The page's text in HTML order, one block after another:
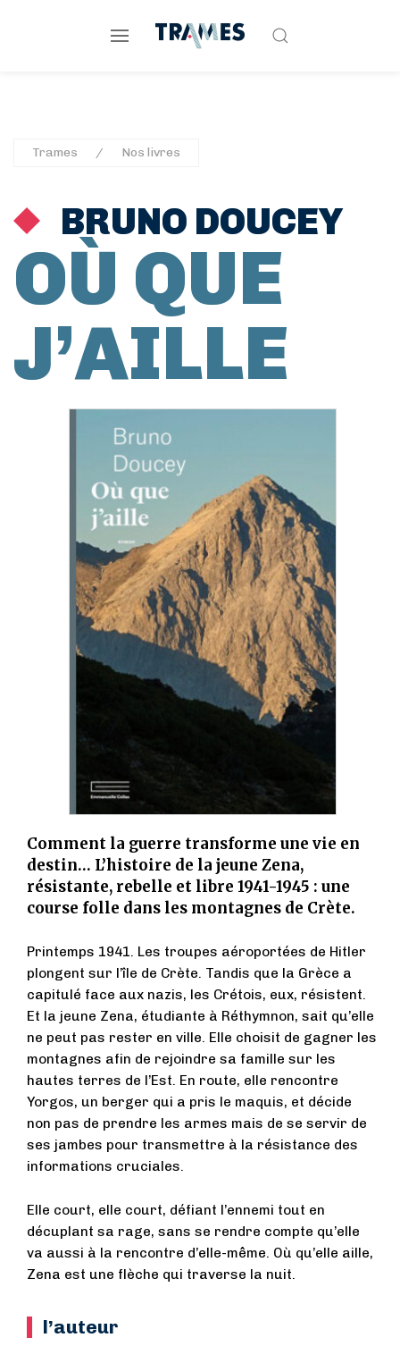
Trames Nos livres
BRUNO DOUCEY
OÙ QUE
J’AILLE
Comment la guerre transforme une vie en
destin… L’histoire de la jeune Zena,
résistante, rebelle et libre 1941-1945 : une
course folle dans les montagnes de Crète.
Printemps 1941. Les troupes aéroportées de Hitler
plongent sur l’île de Crète. Tandis que la Grèce a
capitulé face aux nazis, les Crétois, eux, résistent.
Et la jeune Zena, étudiante à Réthymnon, sait qu’elle
ne peut pas rester en ville. Elle choisit de gagner les
montagnes afin de rejoindre sa famille sur les
hautes terres de l’Est. En route, elle rencontre
Yorgos, un berger qui a pris le maquis, et décide
non pas de prendre les armes mais de se servir de
ses jambes pour transmettre à la résistance des
informations cruciales.
Elle court, elle court, défiant l’ennemi tout en
décuplant sa rage, sans se rendre compte qu’elle
va aussi à la rencontre d’elle-même. Où qu’elle aille,
Zena est une flèche qui traverse la nuit.
l’auteur